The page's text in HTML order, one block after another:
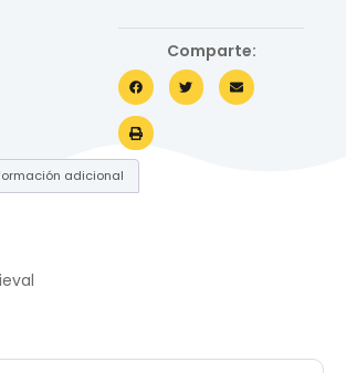
Comparte:
adicional